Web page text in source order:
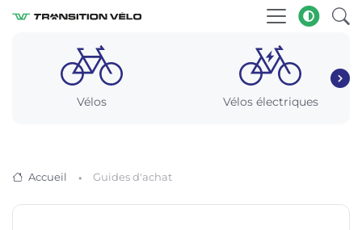
Vélos Vélos électriques
Accueil Guides d'achat